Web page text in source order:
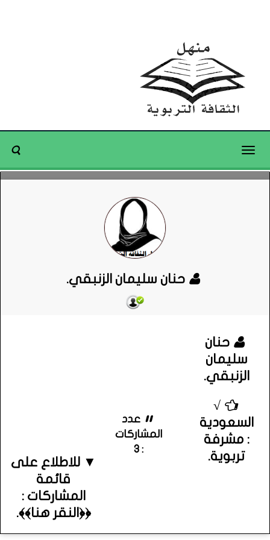
Toggle
حنان سليمان الزنبقي.
حنان
سليمان
الزنبقي.
√
السعودية
: مشرفة
تربوية.
عدد
المشاركات
: 3
▼ للاطلاع على
قائمة
المشاركات :
﴿﴿النقر هنا﴾﴾.